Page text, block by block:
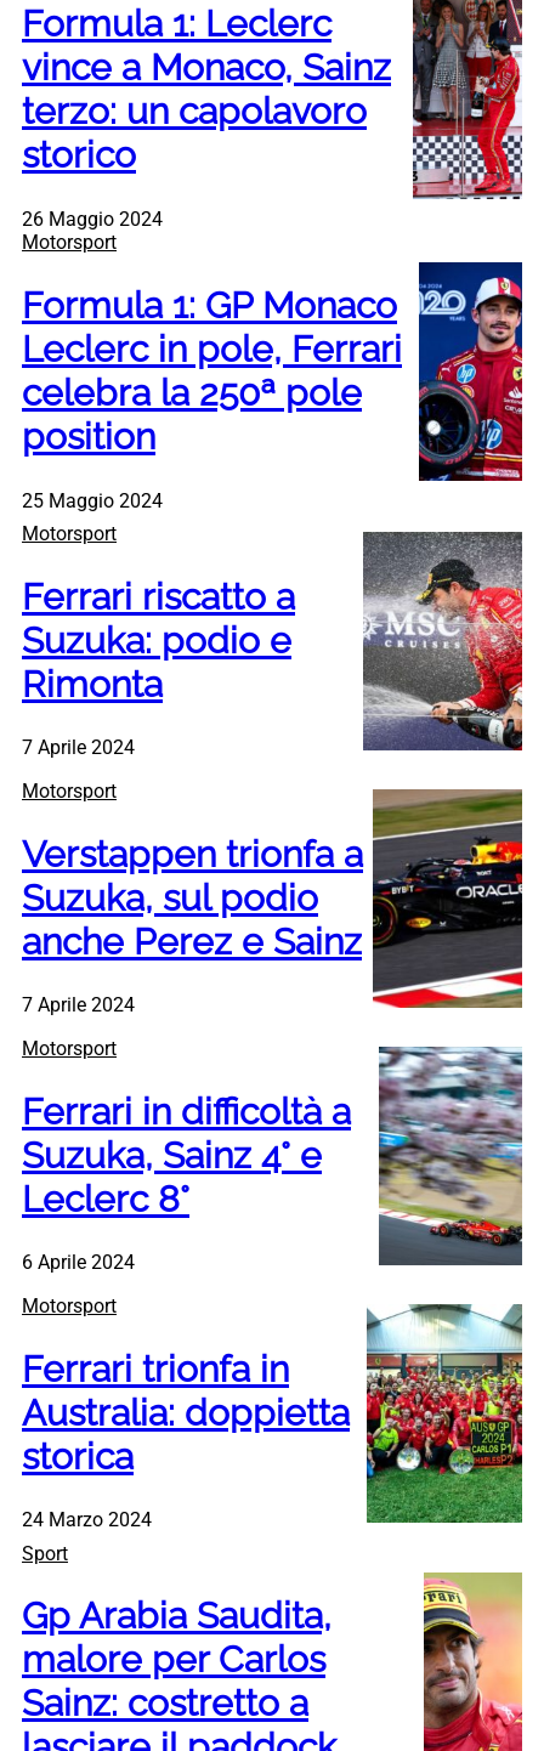
Formula 1: Leclerc
vince a Monaco, Sainz
terzo: un capolavoro
storico
26 Maggio 2024
Motorsport
Formula 1: GP Monaco
Leclerc in pole, Ferrari
celebra la 250ª pole
position
25 Maggio 2024
Motorsport
Ferrari riscatto a
Suzuka: podio e
Rimonta
7 Aprile 2024
Motorsport
Verstappen trionfa a
Suzuka, sul podio
anche Perez e Sainz
7 Aprile 2024
Motorsport
Ferrari in difficoltà a
Suzuka, Sainz 4° e
Leclerc 8°
6 Aprile 2024
Motorsport
Ferrari trionfa in
Australia: doppietta
storica
24 Marzo 2024
Sport
Gp Arabia Saudita,
malore per Carlos
Sainz: costretto a